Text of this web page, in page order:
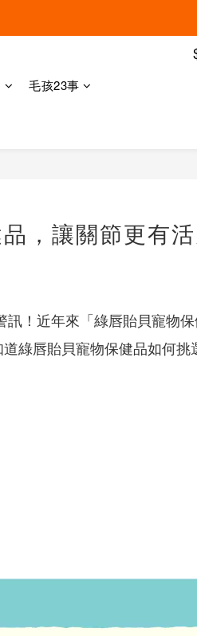
毛孩23事
，讓關節更有活
！近年來「綠唇貽貝寵物
綠唇貽貝寵物保健品如何